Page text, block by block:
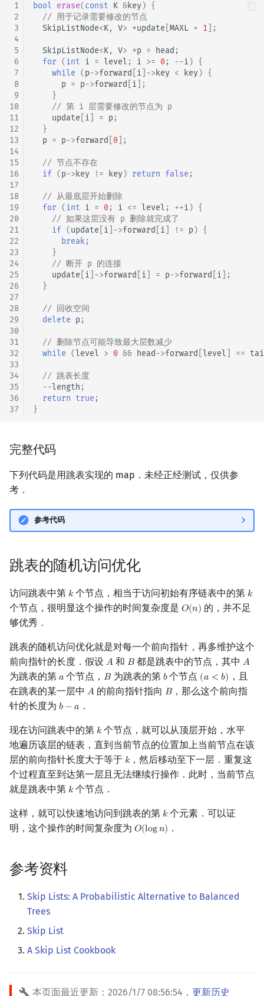
1
2
3
4
5
6
7
8
9
10
11
12
13
14
15
16
17
18
19
20
21
22
23
24
25
26
27
28
29
30
31
32
33
34
35
36
37
bool erase(const K &key) {
// 用于记录需要修改的节点
SkipListNode<K, V> *update MAXL + 1 ];
SkipListNode<K, V> *p = head ;
for (int i = level ; i >= 0; --i) {
while (p->forward i -> key < key) {
p = p->forward i ];
}
// 第 i 层需要修改的节点为 p
update i = p ;
}
p = p->forward 0 ];
// 节点不存在
if (p-> key != key) return false ;
// 从最底层开始删除
for (int i = 0; i <= level ; ++i) {
// 如果这层没有 p 删除就完成了
if (update i ->forward i != p) {
break;
}
// 断开 p 的连接
update i ->forward i = p->forward i ];
}
// 回收空间
delete p ;
// 删除节点可能导致最大层数减少
while (level > 0 && head->forward level ==
// 跳表长度
--length ;
return true ;
}
完整代码
下列代码是用跳表实现的 map．未经正经测试，仅供参
考．
参考代码
跳表的随机访问优化
访问跳表中第 𝑘
k 个节点，相当于访问初始有序链表中的第 𝑘
k
个节点，很明显这个操作的时间复杂度是 𝑂(𝑛)
O(n) 的，并不足
够优秀．
跳表的随机访问优化就是对每一个前向指针，再多维护这个
前向指针的长度．假设 𝐴
A 和 𝐵
B 都是跳表中的节点，其中 𝐴
A
为跳表的第 𝑎
a 个节点， 𝐵
B 为跳表的第 𝑏
b个节点 (𝑎 < 𝑏)
(a<b )
，且
在跳表的某一层中 𝐴
A 的前向指针指向 𝐵
B ，那么这个前向指
针的长度为 𝑏−𝑎
b −a ．
现在访问跳表中的第 𝑘
k 个节点，就可以从顶层开始，水平
地遍历该层的链表，直到当前节点的位置加上当前节点在该
层的前向指针长度大于等于 𝑘
k ，然后移动至下一层．重复这
个过程直至到达第一层且无法继续行操作．此时，当前节点
就是跳表中第 𝑘
k 个节点．
这样，就可以快速地访问到跳表的第 𝑘
k 个元素．可以证
明，这个操作的时间复杂度为 𝑂(log𝑛)
O(logn) ．
参考资料
Skip Lists: A Probabilistic Alternative to Balanced
Trees
Skip List
A Skip List Cookbook
本页面最近更新： 2026/1/7 08:56:54 ， 更新历史